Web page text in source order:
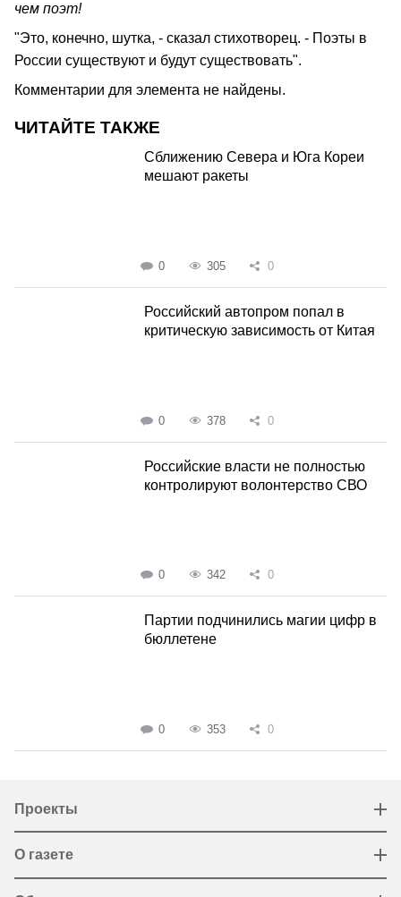
чем поэт!
"Это, конечно, шутка, - сказал стихотворец. - Поэты в
России существуют и будут существовать".
Комментарии для элемента не найдены.
ЧИТАЙТЕ ТАКЖЕ
Сближению Севера и Юга Кореи
мешают ракеты
0 305 0
Российский автопром попал в
критическую зависимость от Китая
0 378 0
Российские власти не полностью
контролируют волонтерство СВО
0 342 0
Партии подчинились магии цифр в
бюллетене
0 353 0
Проекты
О газете